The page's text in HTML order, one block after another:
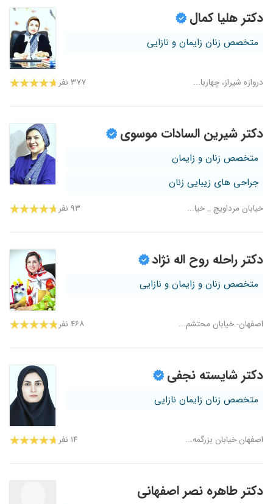
دکتر هلیا کمال
متخصص زنان زایمان و نازایی
دروازه شیراز، چهاربا... ۳۷۷ نفر
دکتر شیرین السادات موسوی
متخصص زنان و زایمان
جراحی های زیبایی زنان
خیابان مرداویچ _ خیا... ۹۳ نفر
دکتر راحله روح اله نژاد
متخصص زنان و زایمان و نازایی
اصفهان- خیابان محتشم... ۴۶۸ نفر
دکتر شایسته نجفی
متخصص زنان زایمان نازایی
اصفهان خیابان بزرگمه... ۱۴ نفر
دکتر طاهره نصر اصفهانی